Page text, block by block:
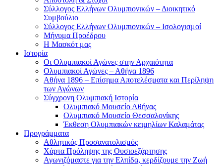
Σύλλογος Ελλήνων Ολυμπιονικών – Διοικητικό
Συμβούλιο
Σύλλογος Ελλήνων Ολυμπιονικών – Ισολογισμοί
Μήνυμα Προέδρου
Η Μασκότ μας
Ιστορία
Οι Ολυμπιακοί Αγώνες στην Αρχαιότητα
Ολυμπιακοί Αγώνες – Αθήνα 1896
Αθήνα 1896 – Επίσημα Αποτελέσματα και Περίληψη
των Αγώνων
Σύγχρονη Ολυμπιακή Ιστορία
Ολυμπιακό Μουσείο Αθήνας
Ολυμπιακό Μουσείο Θεσσαλονίκης
Έκθεση Ολυμπιακών κειμηλίων Καλαμάτας
Προγράμματα
Αθλητικός Προσανατολισμός
Χάρτα Πρόληψης της Ουσιοεξάρτησης
Αγωνιζόμαστε για την Ελπίδα, κερδίζουμε την Ζωή